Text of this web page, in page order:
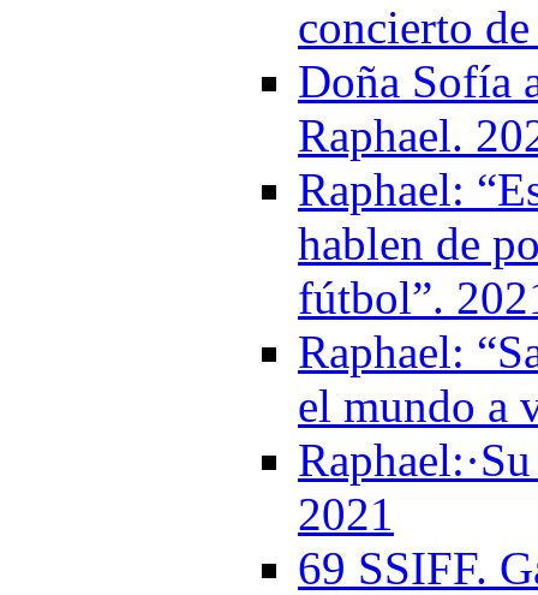
concierto
Doña Sofía
Raphael.
Raphael:
hablen de
fútbol”.
Raphael:
el mundo a
2021
69 SSIFF.